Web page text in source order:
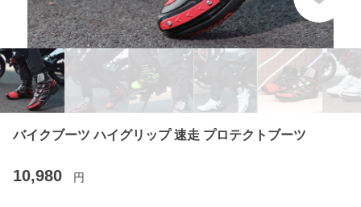
バイクブーツ ハイグリップ 速走 プロテクトブーツ
10,980 円